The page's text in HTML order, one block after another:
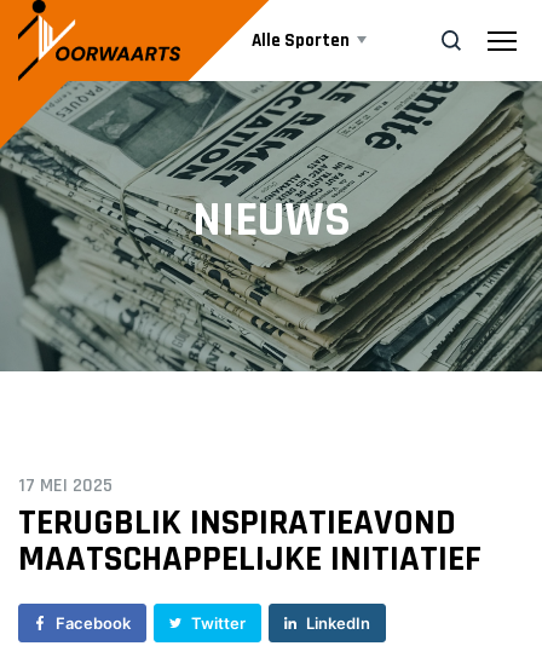
Alle Sporten
Nieuws
Events
Business
Sponsor worden
Ledenshop
ZOEK
NIEUWS
17 MEI 2025
TERUGBLIK INSPIRATIEAVOND
MAATSCHAPPELIJKE INITIATIEF
Facebook Twitter LinkedIn